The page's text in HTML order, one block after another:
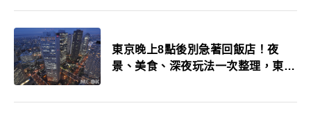
東京晚上8點後別急著回飯店！夜
景、美食、深夜玩法一次整理，東京